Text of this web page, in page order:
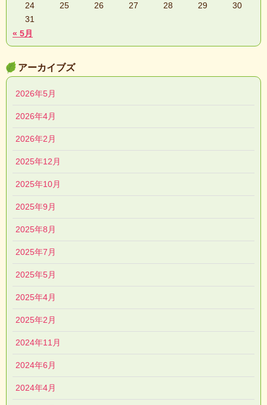
24
25 26 27 28 29
30
31
« 5月
アーカイブズ
2026年5月
2026年4月
2026年2月
2025年12月
2025年10月
2025年9月
2025年8月
2025年7月
2025年5月
2025年4月
2025年2月
2024年11月
2024年6月
2024年4月